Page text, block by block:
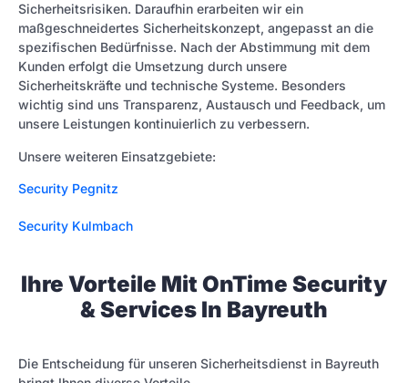
Sicherheitsrisiken. Daraufhin erarbeiten wir ein
maßgeschneidertes Sicherheitskonzept, angepasst an die
spezifischen Bedürfnisse. Nach der Abstimmung mit dem
Kunden erfolgt die Umsetzung durch unsere
Sicherheitskräfte und technische Systeme. Besonders
wichtig sind uns Transparenz, Austausch und Feedback, um
unsere Leistungen kontinuierlich zu verbessern.
Unsere weiteren Einsatzgebiete:
Security Pegnitz
Security Kulmbach
Ihre Vorteile Mit OnTime Security
& Services In Bayreuth
Die Entscheidung für unseren Sicherheitsdienst in Bayreuth